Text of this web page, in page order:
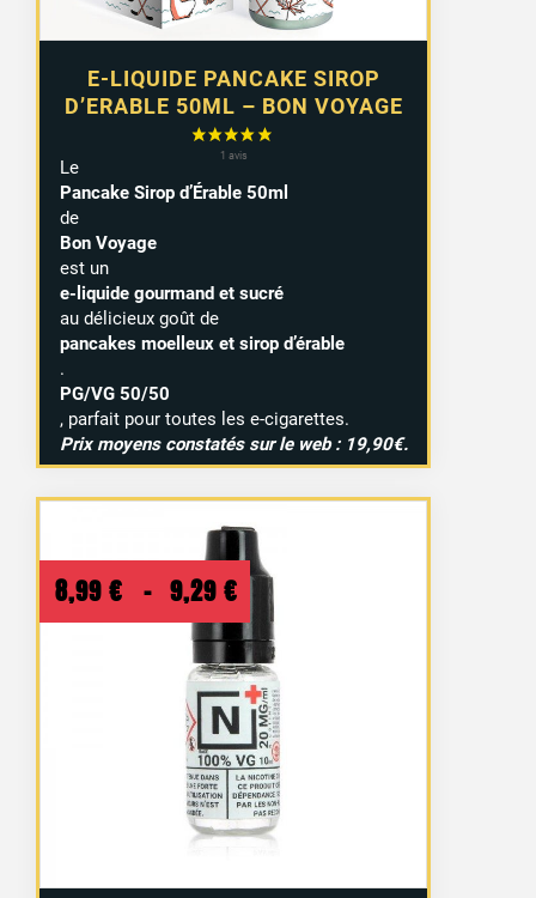
E-LIQUIDE PANCAKE SIROP
D’ERABLE 50ML – BON VOYAGE
Le
Pancake Sirop d’Érable 50ml
de
Bon Voyage
est un
e-liquide gourmand et sucré
au délicieux goût de
pancakes moelleux et sirop d’érable
.
PG/VG 50/50
, parfait pour toutes les e-cigarettes.
Prix moyens constatés sur le web : 19,90€.
8,99 € – 9,29 € Plage
de
prix :
8,99 €
à
9,29 €